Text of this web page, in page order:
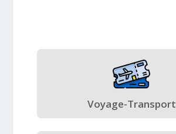
Voyage-Transport